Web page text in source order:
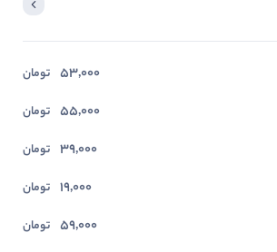
53,000 تومان
55,000 تومان
39,000 تومان
19,000 تومان
59,000 تومان